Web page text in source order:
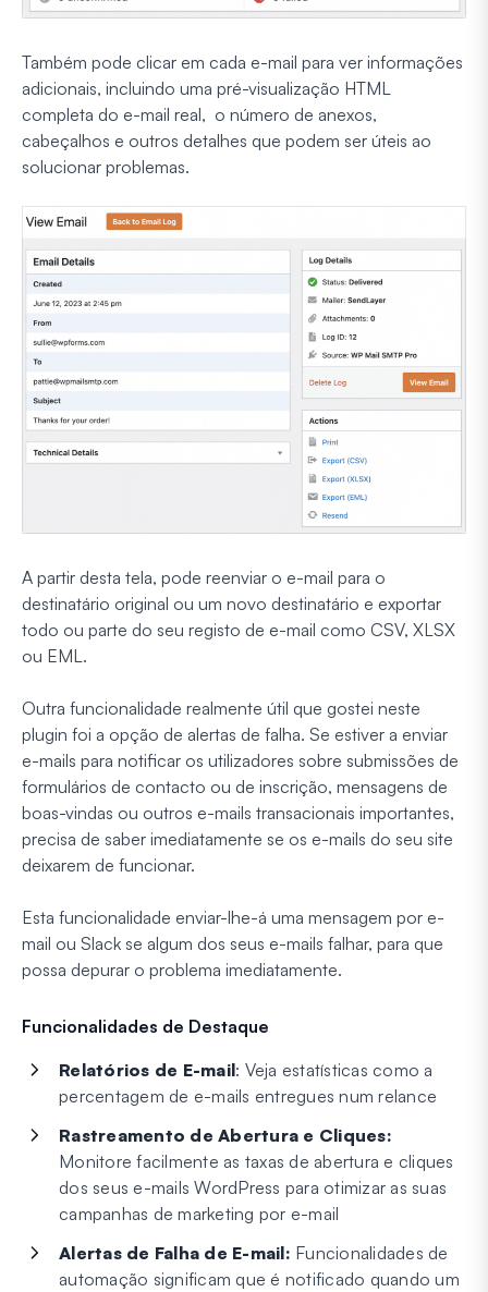
Também pode clicar em cada e-mail para ver informações
adicionais, incluindo uma pré-visualização HTML
completa do e-mail real, o número de anexos,
cabeçalhos e outros detalhes que podem ser úteis ao
solucionar problemas.
A partir desta tela, pode reenviar o e-mail para o
destinatário original ou um novo destinatário e exportar
todo ou parte do seu registo de e-mail como CSV, XLSX
ou EML.
Outra funcionalidade realmente útil que gostei neste
plugin foi a opção de alertas de falha. Se estiver a enviar
e-mails para notificar os utilizadores sobre submissões de
formulários de contacto ou de inscrição, mensagens de
boas-vindas ou outros e-mails transacionais importantes,
precisa de saber imediatamente se os e-mails do seu site
deixarem de funcionar.
Esta funcionalidade enviar-lhe-á uma mensagem por e-
mail ou Slack se algum dos seus e-mails falhar, para que
possa depurar o problema imediatamente.
Funcionalidades de Destaque
Relatórios de E-mail: Veja estatísticas como a
percentagem de e-mails entregues num relance
Rastreamento de Abertura e Cliques:
Monitore facilmente as taxas de abertura e cliques
dos seus e-mails WordPress para otimizar as suas
campanhas de marketing por e-mail
Alertas de Falha de E-mail: Funcionalidades de
automação significam que é notificado quando um